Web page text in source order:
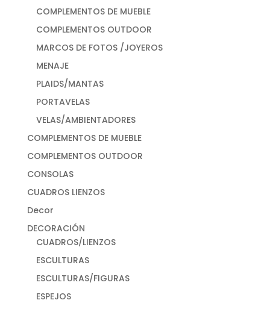
COMPLEMENTOS DE MUEBLE
COMPLEMENTOS OUTDOOR
MARCOS DE FOTOS /JOYEROS
MENAJE
PLAIDS/MANTAS
PORTAVELAS
VELAS/AMBIENTADORES
COMPLEMENTOS DE MUEBLE
COMPLEMENTOS OUTDOOR
CONSOLAS
CUADROS LIENZOS
Decor
DECORACIÓN
CUADROS/LIENZOS
ESCULTURAS
ESCULTURAS/FIGURAS
ESPEJOS